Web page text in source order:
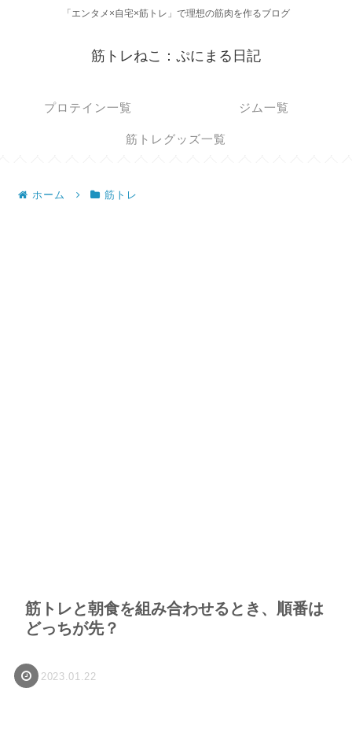
「エンタメ×自宅×筋トレ」で理想の筋肉を作るブログ
筋トレねこ：ぷにまる日記
プロテイン一覧 ジム一覧
筋トレグッズ一覧
ホーム 筋トレ
筋トレと朝食を組み合わせるとき、順番は
どっちが先？
2023.01.22